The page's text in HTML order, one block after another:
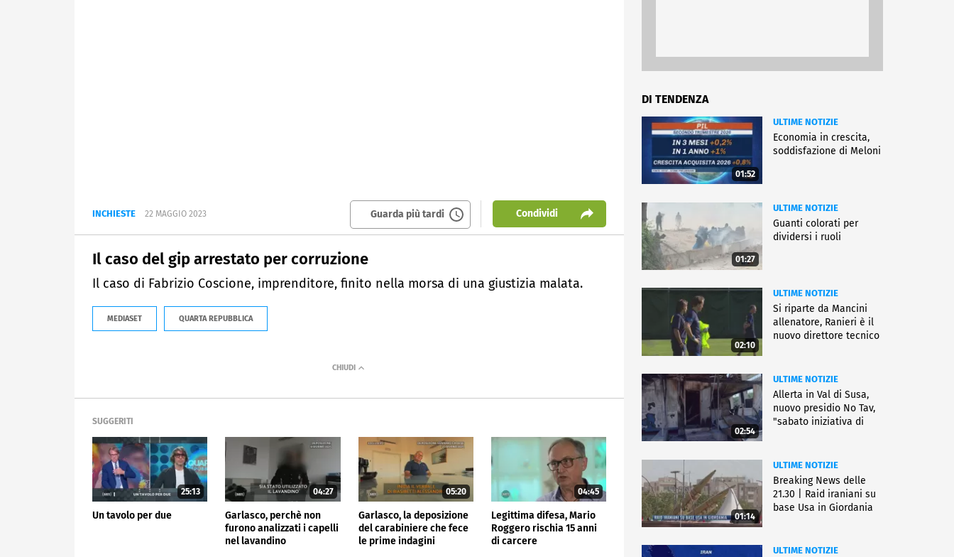
INCHIESTE 22 MAGGIO 2023 Guarda più tardi Condividi
Il caso del gip arrestato per corruzione
Il caso di Fabrizio Coscione, imprenditore, finito nella morsa di una giustizia malata.
MEDIASET QUARTA REPUBBLICA
SUGGERITI
25:13
Un tavolo per due
04:27
Garlasco, perchè non
furono analizzati i capelli
nel lavandino
05:20
Garlasco, la deposizione
del carabiniere che fece
le prime indagini
04:45
Legittima difesa, Mario
Roggero rischia 15 anni
di carcere
DI TENDENZA
01:52
ULTIME NOTIZIE
Economia in crescita,
soddisfazione di Meloni
01:27
ULTIME NOTIZIE
Guanti colorati per
dividersi i ruoli
02:10
ULTIME NOTIZIE
Si riparte da Mancini
allenatore, Ranieri è il
nuovo direttore tecnico
02:54
ULTIME NOTIZIE
Allerta in Val di Susa,
nuovo presidio No Tav,
"sabato iniziativa di
01:14
ULTIME NOTIZIE
Breaking News delle
21.30 | Raid iraniani su
base Usa in Giordania
ULTIME NOTIZIE